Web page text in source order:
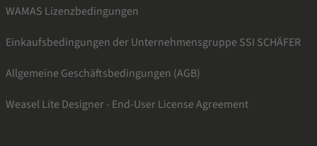
WAMAS Lizenzbedingungen
Einkaufsbedingungen der Unternehmensgruppe SSI SCHÄFER
Allgemeine Geschäftsbedingungen (AGB)
Weasel Lite Designer - End-User License Agreement